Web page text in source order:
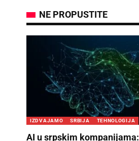
NE PROPUSTITE
IZDVAJAMO SRBIJA TEHNOLOGIJA
AI u srpskim